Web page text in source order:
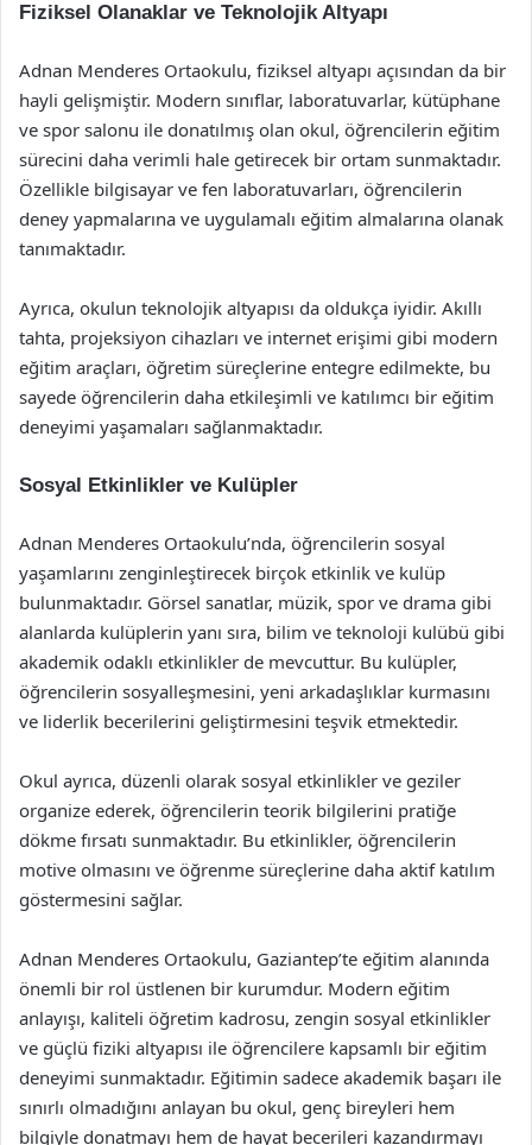
Fiziksel Olanaklar ve Teknolojik Altyapı
Adnan Menderes Ortaokulu, fiziksel altyapı açısından da bir
hayli gelişmiştir. Modern sınıflar, laboratuvarlar, kütüphane
ve spor salonu ile donatılmış olan okul, öğrencilerin eğitim
sürecini daha verimli hale getirecek bir ortam sunmaktadır.
Özellikle bilgisayar ve fen laboratuvarları, öğrencilerin
deney yapmalarına ve uygulamalı eğitim almalarına olanak
tanımaktadır.
Ayrıca, okulun teknolojik altyapısı da oldukça iyidir. Akıllı
tahta, projeksiyon cihazları ve internet erişimi gibi modern
eğitim araçları, öğretim süreçlerine entegre edilmekte, bu
sayede öğrencilerin daha etkileşimli ve katılımcı bir eğitim
deneyimi yaşamaları sağlanmaktadır.
Sosyal Etkinlikler ve Kulüpler
Adnan Menderes Ortaokulu’nda, öğrencilerin sosyal
yaşamlarını zenginleştirecek birçok etkinlik ve kulüp
bulunmaktadır. Görsel sanatlar, müzik, spor ve drama gibi
alanlarda kulüplerin yanı sıra, bilim ve teknoloji kulübü gibi
akademik odaklı etkinlikler de mevcuttur. Bu kulüpler,
öğrencilerin sosyalleşmesini, yeni arkadaşlıklar kurmasını
ve liderlik becerilerini geliştirmesini teşvik etmektedir.
Okul ayrıca, düzenli olarak sosyal etkinlikler ve geziler
organize ederek, öğrencilerin teorik bilgilerini pratiğe
dökme fırsatı sunmaktadır. Bu etkinlikler, öğrencilerin
motive olmasını ve öğrenme süreçlerine daha aktif katılım
göstermesini sağlar.
Adnan Menderes Ortaokulu, Gaziantep’te eğitim alanında
önemli bir rol üstlenen bir kurumdur. Modern eğitim
anlayışı, kaliteli öğretim kadrosu, zengin sosyal etkinlikler
ve güçlü fiziki altyapısı ile öğrencilere kapsamlı bir eğitim
deneyimi sunmaktadır. Eğitimin sadece akademik başarı ile
sınırlı olmadığını anlayan bu okul, genç bireyleri hem
bilgiyle donatmayı hem de hayat becerileri kazandırmayı